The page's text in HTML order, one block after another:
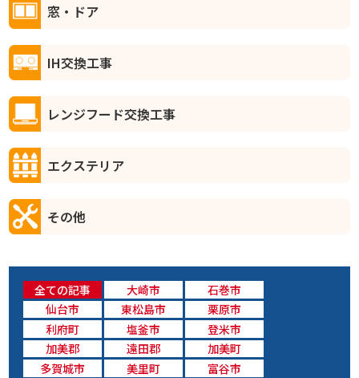
窓・ドア
IH交換工事
レンジフード交換工事
エクステリア
その他
全ての記事 大崎市
石巻市
仙台市
東松島市
栗原市
利府町
塩釜市
登米市
加美郡
遠田郡
加美町
多賀城市
美里町
富谷市